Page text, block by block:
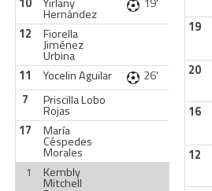
Hernández
12
Fiorella
Jiménez
Urbina
11
Yocelin Aguilar
26'
7
Priscilla Lobo
Rojas
17
María
Céspedes
Morales
1
Kembly
Mitchell
19
20
16
12